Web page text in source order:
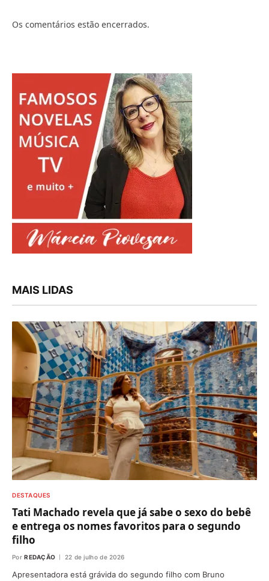
Os comentários estão encerrados.
MAIS LIDAS
DESTAQUES
Tati Machado revela que já sabe o sexo do bebê
e entrega os nomes favoritos para o segundo
filho
Por REDAÇÃO 22 de julho de 2026
Apresentadora está grávida do segundo filho com Bruno